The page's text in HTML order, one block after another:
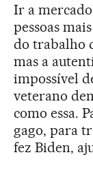
Ir a
pessoas
do trabalho
mas a
impossível
veterano
como essa.
gago, para
fez Biden,